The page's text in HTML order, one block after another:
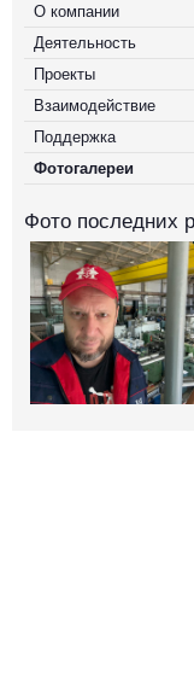
О компании
Деятельность
Проекты
Взаимодействие
Поддержка
Фотогалереи
Фото последних